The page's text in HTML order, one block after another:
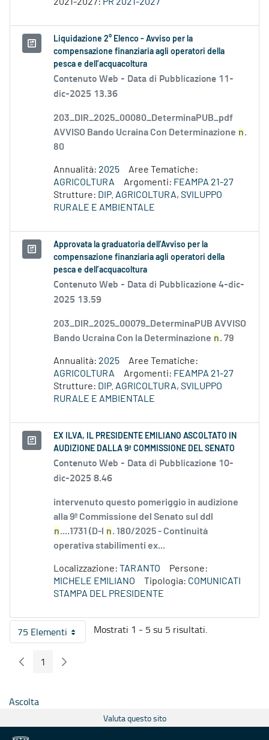
2021-2027: PR 2021-2027
Liquidazione 2° Elenco - Avviso per la
compensazione finanziaria agli operatori della
pesca e dell’acquacoltura
Contenuto Web - Data di Pubblicazione 11-
dic-2025 13.36
203_DIR_2025_00080_DeterminaPUB_pdf
AVVISO Bando Ucraina Con Determinazione n.
80
Annualità: 2025
Aree Tematiche:
AGRICOLTURA
Argomenti: FEAMPA 21-27
Strutture: DIP. AGRICOLTURA, SVILUPPO
RURALE E AMBIENTALE
Approvata la graduatoria dell’Avviso per la
compensazione finanziaria agli operatori della
pesca e dell’acquacoltura
Contenuto Web - Data di Pubblicazione 4-dic-
2025 13.59
203_DIR_2025_00079_DeterminaPUB AVVISO
Bando Ucraina Con la Determinazione n. 79
Annualità: 2025
Aree Tematiche:
AGRICOLTURA
Argomenti: FEAMPA 21-27
Strutture: DIP. AGRICOLTURA, SVILUPPO
RURALE E AMBIENTALE
EX ILVA, IL PRESIDENTE EMILIANO ASCOLTATO IN
AUDIZIONE DALLA 9ª COMMISSIONE DEL SENATO
Contenuto Web - Data di Pubblicazione 10-
dic-2025 8.46
intervenuto questo pomeriggio in audizione
alla 9ª Commissione del Senato sul ddl
n....1731 (D-l n. 180/2025 - Continuità
operativa stabilimenti ex...
Localizzazione: TARANTO
Persone:
MICHELE EMILIANO
Tipologia: COMUNICATI
STAMPA DEL PRESIDENTE
75 ElementiPer pagina
Mostrati 1 - 5 su 5 risultati.
Pagina Precedente
Pagina
1 Pagina Seguente
Ascolta
Valuta questo sito